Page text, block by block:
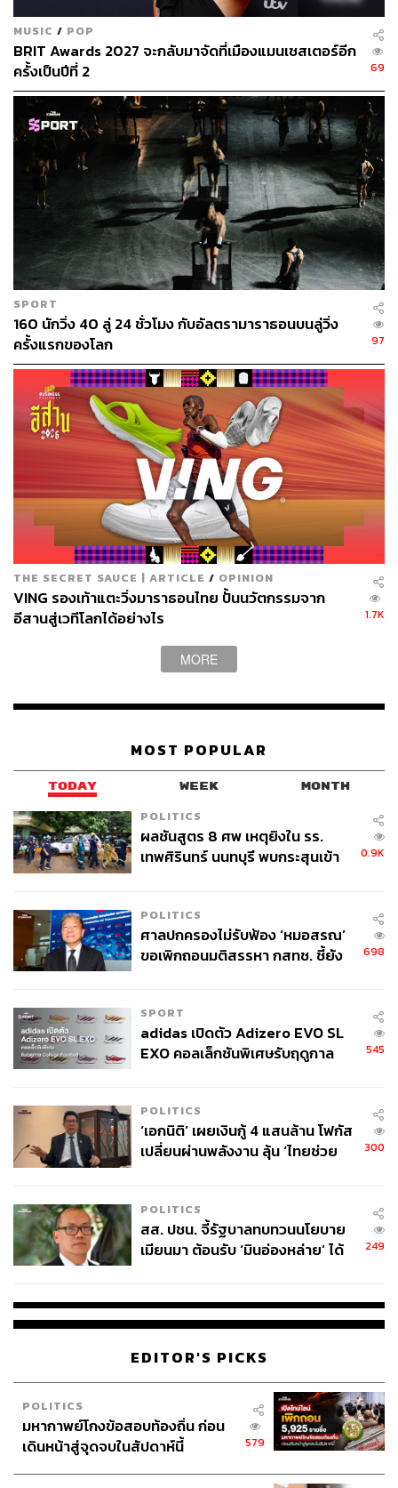
MUSIC / POP
BRIT Awards 2027 จะกลับมาจัดที่เมืองแมนเชสเตอร์อีก
ครั้งเป็นปีที่ 2
69
SPORT
160 นักวิ่ง 40 ลู่ 24 ชั่วโมง กับอัลตรามาราธอนบนลู่วิ่ง
ครั้งแรกของโลก
97
THE SECRET SAUCE | ARTICLE / OPINION
VING รองเท้าแตะวิ่งมาราธอนไทย ปั้นนวัตกรรมจาก
อีสานสู่เวทีโลกได้อย่างไร
1.7K
MORE
MOST POPULAR
TODAY WEEK MONTH
POLITICS
ผลชันสูตร 8 ศพ เหตุยิงใน รร.
เทพศิรินทร์ นนทบุรี พบกระสุนเข้า
0.9K
POLITICS
ศาลปกครองไม่รับฟ้อง ‘หมอสรณ’
ขอเพิกถอนมติสรรหา กสทช. ชี้ยัง
698
SPORT
adidas เปิดตัว Adizero EVO SL
EXO คอลเล็กชันพิเศษรับฤดูกาล
545
POLITICS
‘เอกนิติ’ เผยเงินกู้ 4 แสนล้าน โฟกัส
เปลี่ยนผ่านพลังงาน ลุ้น ‘ไทยช่วย
300
POLITICS
สส. ปชน. จี้รัฐบาลทบทวนนโยบาย
เมียนมา ต้อนรับ ‘มินอ่องหล่าย’ ได้
249
EDITOR'S PICKS
POLITICS
มหากาพย์โกงข้อสอบท้องถิ่น ก่อน
เดินหน้าสู่จุดจบในสัปดาห์นี้
579